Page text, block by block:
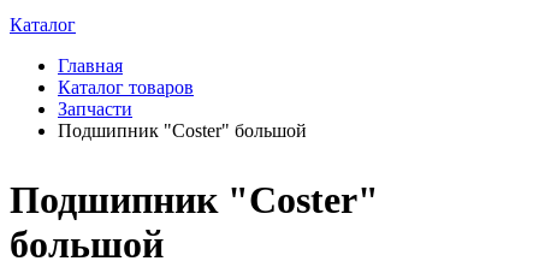
Каталог
Главная
Каталог товаров
Запчасти
Подшипник "Coster" большой
Подшипник "Coster"
большой